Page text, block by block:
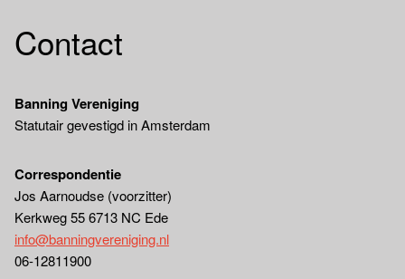
Contact
Banning Vereniging
Statutair gevestigd in Amsterdam
Correspondentie
Jos Aarnoudse (voorzitter)
Kerkweg 55 6713 NC Ede
info@banningvereniging.nl
06-12811900